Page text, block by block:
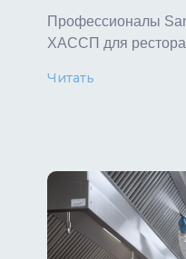
Профессионалы
ХАССП для
Читать